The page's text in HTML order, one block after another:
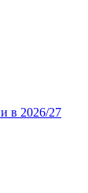
в 2026/27